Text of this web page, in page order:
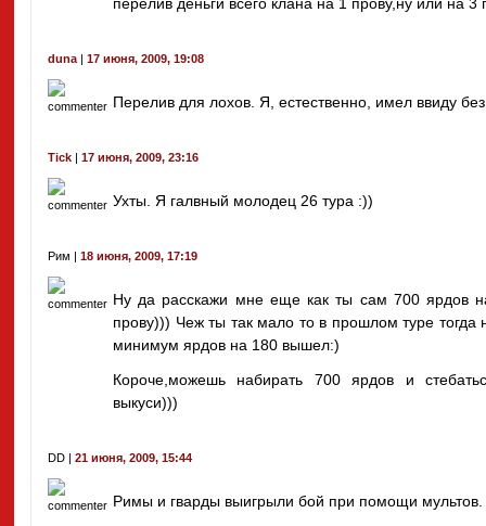
duna | 17 июня, 2009, 19:08
Перелив для лохов. Я, естественно, имел ввиду
Tick | 17 июня, 2009, 23:16
Ухты. Я галвный молодец 26 тура :))
Рим | 18 июня, 2009, 17:19
Ну да расскажи мне еще как ты сам 700 ярдов
прову))) Чеж ты так мало то в прошлом туре тогда
минимум ярдов на 180 вышел:)
Короче,можешь набирать 700 ярдов и
выкуси)))
DD | 21 июня, 2009, 15:44
Римы и гварды выигрыли бой при помощи мультов.